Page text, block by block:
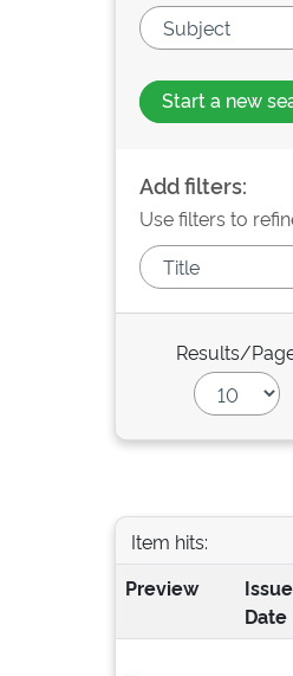
Start a new
Add filters:
Use filters to
Results/
Item hits:
Preview
Issue
Date